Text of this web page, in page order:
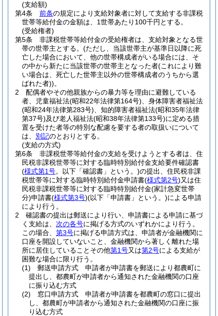
(支給額)
第4条
前条の規定により支給対象者に対して支給する非課税
世帯等給付金の金額は、1世帯あたり100千円とする。
(受給権者)
第5条
非課税世帯等給付金の受給権者は、支給対象となる世
帯の世帯主とする。 (ただし、当該世帯主が基準日以降に死
亡した場合において、他の世帯構成者がいる場合には、そ
の中から新たに当該世帯の世帯主となった者(これにより難
い場合は、死亡した世帯主以外の世帯構成者のうちから選
ばれた者))。
2
配偶者やその他親族からの暴力等を理由に避難している
者、児童福祉法(昭和22年法律第164号) 、身体障害者福祉法
(昭和24年法律第283号) 、知的障害者福祉法(昭和35年法律
第37号)及び老人福祉法(昭和38年法律第133号)に定める措
置を受けた者等の特別な配慮を要する者の取扱いについて
は、 別記のとおりとする。
(支給の方式)
第6条
非課税世帯等給付金の支給を受けようとする者は、住
民税非課税世帯等に対する臨時特別給付金支給要件確認書
(様式第1号。以下「確認書」という。)の提出、住民税非課
税世帯等に対する臨時特別給付金申請書(様式第2号)又は住
民税非課税世帯等に対する臨時特別給付金(家計急変世帯
分)申請書(様式第3号)(以下「申請書」という。)による申請
により行う。
2
確認書の提出は郵送により行い、申請書による申請に基づ
く支給は、 次の各号に掲げる方式のいずれかにより行う。
この場合、 第3号に掲げる申請方式は、申請者が金融機関に
口座を開設していないこと、金融機関から著しく離れた場
所に居住していることその他第1号又は第2号による支給が
困難な場合に限り行う。
(1)
郵送申請方式 申請者が申請書を郵送により都農町に
提出し、都農町が申請者から通知された金融機関の口座
に振り込む方式
(2)
窓口申請方式 申請者が申請書を都農町の窓口に提出
し、都農町が申請者から通知された金融機関の口座に振
り込む方式